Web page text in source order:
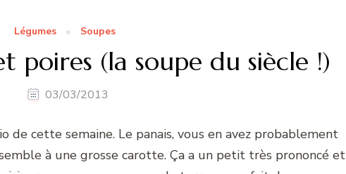
Légumes Soupes
poires (la soupe du siècle !)
03/03/2013
de cette semaine. Le panais, vous en avez probablement
à une grosse carotte. Ça a un petit très prononcé et